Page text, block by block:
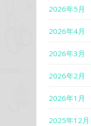
2026年5月
2026年4月
2026年3月
2026年2月
2026年1月
2025年12月